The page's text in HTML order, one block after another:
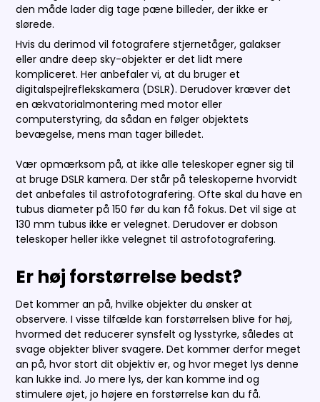
den måde lader dig tage pæne billeder, der ikke er
slørede.
Hvis du derimod vil fotografere stjernetåger, galakser
eller andre deep sky-objekter er det lidt mere
kompliceret. Her anbefaler vi, at du bruger et
digitalspejlreflekskamera (DSLR). Derudover kræver det
en ækvatorialmontering med motor eller
computerstyring, da sådan en følger objektets
bevægelse, mens man tager billedet.
Vær opmærksom på, at ikke alle teleskoper egner sig til
at bruge DSLR kamera. Der står på teleskoperne hvorvidt
det anbefales til astrofotografering. Ofte skal du have en
tubus diameter på 150 før du kan få fokus. Det vil sige at
130 mm tubus ikke er velegnet. Derudover er dobson
teleskoper heller ikke velegnet til astrofotografering.
Er høj forstørrelse bedst?
Det kommer an på, hvilke objekter du ønsker at
observere. I visse tilfælde kan forstørrelsen blive for høj,
hvormed det reducerer synsfelt og lysstyrke, således at
svage objekter bliver svagere. Det kommer derfor meget
an på, hvor stort dit objektiv er, og hvor meget lys denne
kan lukke ind. Jo mere lys, der kan komme ind og
stimulere øjet, jo højere en forstørrelse kan du få.